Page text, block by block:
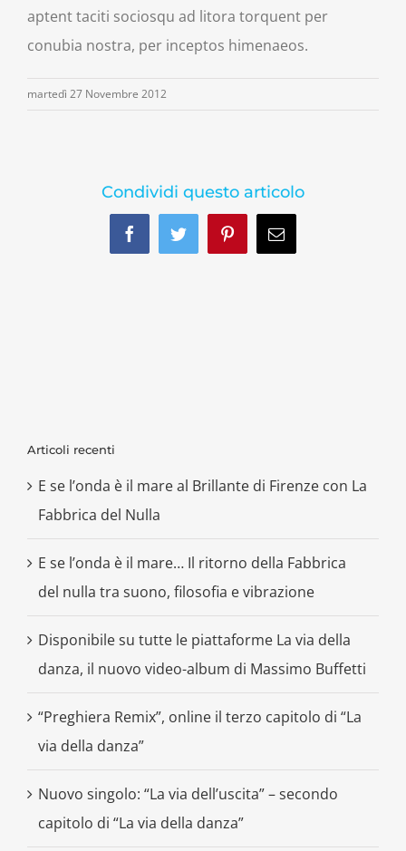
aptent taciti sociosqu ad litora torquent per
conubia nostra, per inceptos himenaeos.
martedì 27 Novembre 2012
Condividi questo articolo
FacebookTwitterPinterestEmail
Articoli recenti
E se l’onda è il mare al Brillante di Firenze con La
Fabbrica del Nulla
E se l’onda è il mare… Il ritorno della Fabbrica
del nulla tra suono, filosofia e vibrazione
Disponibile su tutte le piattaforme La via della
danza, il nuovo video-album di Massimo Buffetti
“Preghiera Remix”, online il terzo capitolo di “La
via della danza”
Nuovo singolo: “La via dell’uscita” – secondo
capitolo di “La via della danza”